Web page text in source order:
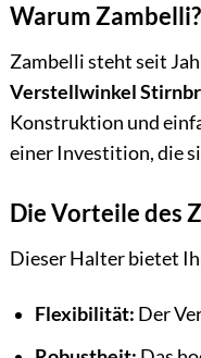
Warum
Zambelli steht seit
Verstellwinkel
Konstruktion und
einer Investition, die
Die Vorteile des
Dieser Halter bietet
Flexibilität: Der